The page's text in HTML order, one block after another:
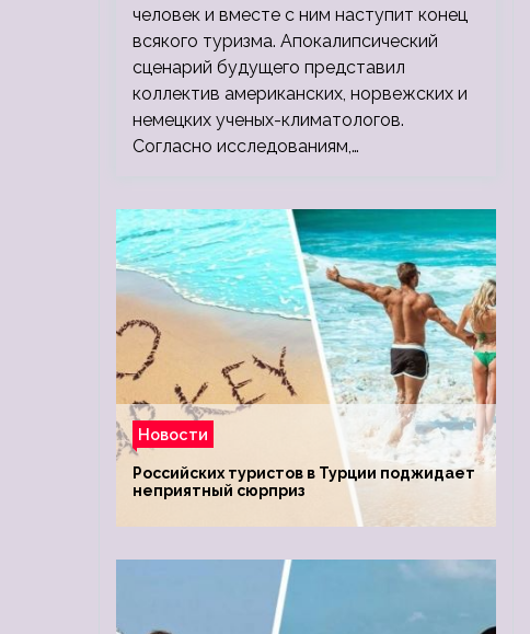
человек и вместе с ним наступит конец
всякого туризма. Апокалипсический
сценарий будущего представил
коллектив американских, норвежских и
немецких ученых-климатологов.
Согласно исследованиям,…
Новости
Российских туристов в Турции поджидает
неприятный сюрприз